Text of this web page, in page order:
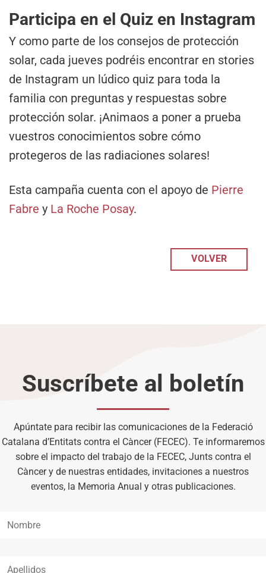
Participa en el Quiz en Instagram
Y como parte de los consejos de protección
solar, cada jueves podréis encontrar en stories
de Instagram un lúdico quiz para toda la
familia con preguntas y respuestas sobre
protección solar. ¡Animaos a poner a prueba
vuestros conocimientos sobre cómo
protegeros de las radiaciones solares!
Esta campaña cuenta con el apoyo de Pierre
Fabre y La Roche Posay.
VOLVER
Suscríbete al boletín
Apúntate para recibir las comunicaciones de la Federació
Catalana d’Entitats contra el Càncer (FECEC). Te informaremos
sobre el impacto del trabajo de la FECEC, Junts contra el
Càncer y de nuestras entidades, invitaciones a nuestros
eventos, la Memoria Anual y otras publicaciones.